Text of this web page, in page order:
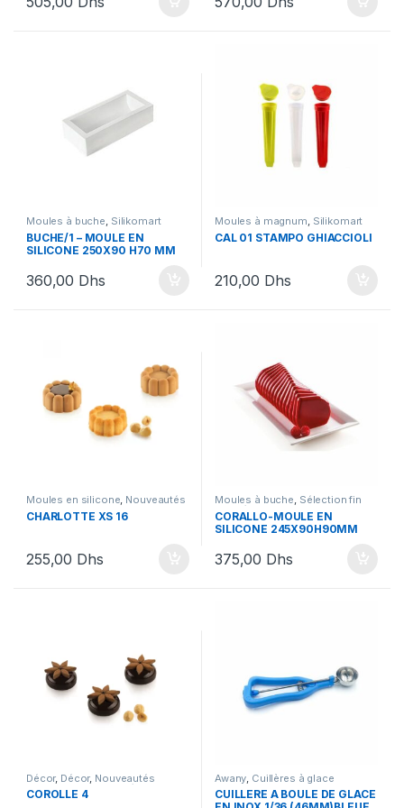
Moules à buche, Silikomart
BUCHE/1 – MOULE EN
SILICONE 250X90 H70 MM
360,00 Dhs
Moules à magnum, Silikomart
CAL 01 STAMPO GHIACCIOLI
210,00 Dhs
Moules en silicone, Nouveautés
Silikomart
CHARLOTTE XS 16
255,00 Dhs
Moules à buche, Sélection fin
d'année, Silikomart
CORALLO-MOULE EN
SILICONE 245X90H90MM
375,00 Dhs
Décor, Décor, Nouveautés
SIlikomart, Nouveautés
Silikomart, Silikomart
COROLLE 4
Awany Cuillères à glace
CUILLERE A BOULE DE GLACE